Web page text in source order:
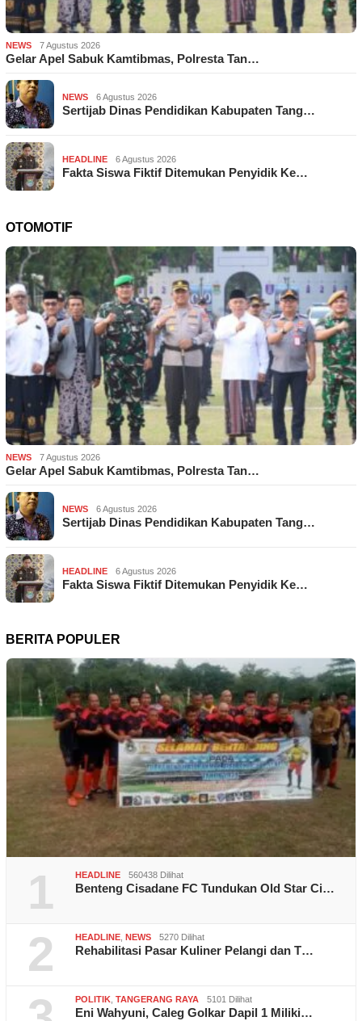
NEWS 7 Agustus 2026
Gelar Apel Sabuk Kamtibmas, Polresta Tan…
NEWS 6 Agustus 2026
Sertijab Dinas Pendidikan Kabupaten Tang…
HEADLINE 6 Agustus 2026
Fakta Siswa Fiktif Ditemukan Penyidik Ke…
OTOMOTIF
NEWS 7 Agustus 2026
Gelar Apel Sabuk Kamtibmas, Polresta Tan…
NEWS 6 Agustus 2026
Sertijab Dinas Pendidikan Kabupaten Tang…
HEADLINE 6 Agustus 2026
Fakta Siswa Fiktif Ditemukan Penyidik Ke…
BERITA POPULER
1 HEADLINE 560438 Dilihat
Benteng Cisadane FC Tundukan Old Star Ci…
2 HEADLINE NEWS 5270 Dilihat
Rehabilitasi Pasar Kuliner Pelangi dan T…
POLITIK TANGERANG RAYA 5101 Dilihat
Eni Wahyuni, Caleg Golkar Dapil 1 Miliki…